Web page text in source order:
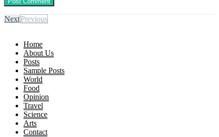
NextPrevious
Home
About Us
Posts
Sample Posts
World
Food
Opinion
Travel
Science
Arts
Contact